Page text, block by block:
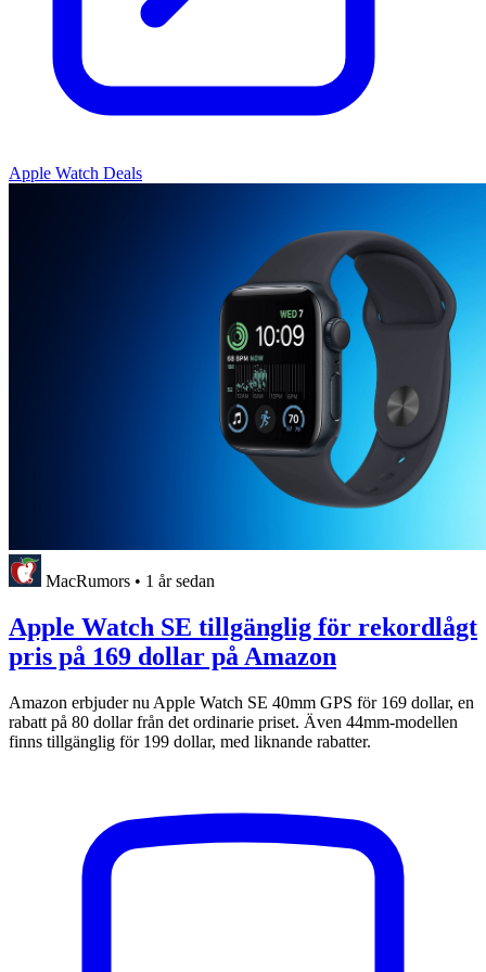
Apple Watch Deals
MacRumors • 1 år sedan
Apple Watch SE tillgänglig för rekordlågt
pris på 169 dollar på Amazon
Amazon erbjuder nu Apple Watch SE 40mm GPS för 169 dollar, en
rabatt på 80 dollar från det ordinarie priset. Även 44mm-modellen
finns tillgänglig för 199 dollar, med liknande rabatter.